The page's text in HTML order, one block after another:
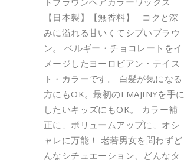
【日本製】【無香料】 コクと深
みに溢れる甘いくてシブいブラウ
ン。 ベルギー・チョコレートをイ
メージしたヨーロピアン・テイス
ト・カラーです。 白髪が気になる
方にもOK。最初のEMAJINYを手に
したいキッズにもOK。 カラー補
正に、ボリュームアップに、オシ
ャレに万能！ 老若男女を問わずど
んなシチュエーション、どんなタ